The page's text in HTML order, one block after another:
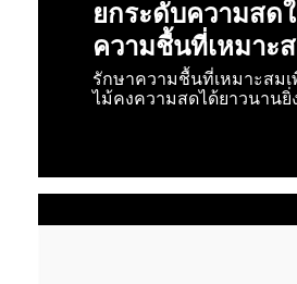
ยกระดับความสด
ความชื้นที่เหมาะ
รักษาความชื้นที่เหมาะสม
ไม้คงความสดได้ยาวนานยิ่